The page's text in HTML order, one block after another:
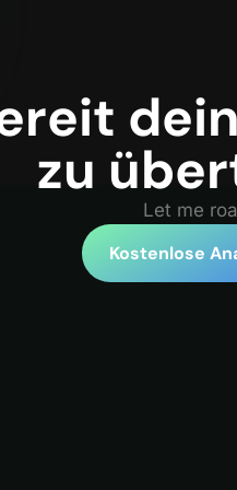
zu
Let me
Kostenlose